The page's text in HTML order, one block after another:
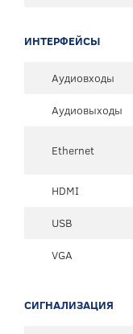
ИНТЕРФЕЙСЫ
Аудиовходы
Аудиовыходы
Ethernet
HDMI
USB
VGA
СИГНАЛИЗАЦИЯ